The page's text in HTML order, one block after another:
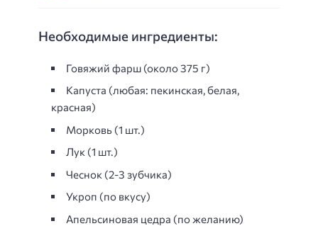
Необходимые ингредиенты:
Говяжий фарш (около 375 г)
Капуста (любая: пекинская, белая,
красная)
Морковь (1 шт.)
Лук (1 шт.)
Чеснок (2-3 зубчика)
Укроп (по вкусу)
Апельсиновая цедра (по желанию)